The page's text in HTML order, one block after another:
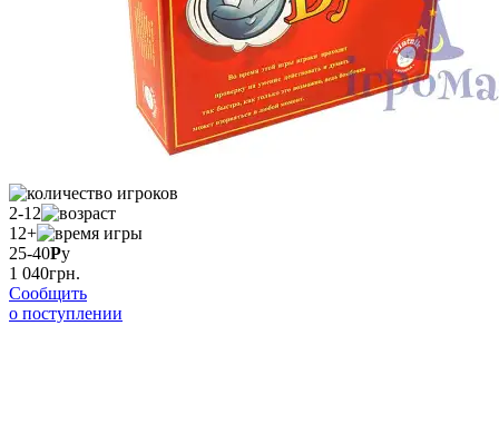
2-12
12+
25-40Ру
1 040грн.
Сообщить
о поступлении